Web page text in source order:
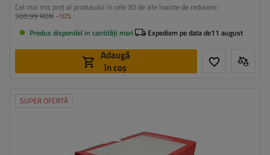
Cel mai mic preț al produsului în cele 30 de zile înainte de reducere:
500,99 RON -10%
Produs disponibil in cantități mari
Expediem pe data de11 august
Adaugă
în coș
SUPER OFERTĂ